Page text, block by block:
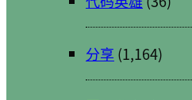
分享 (1,164)